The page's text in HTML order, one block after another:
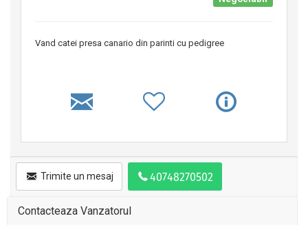
Vand catei presa canario din parinti cu pedigree
Trimite un mesaj
Contacteaza Vanzatorul